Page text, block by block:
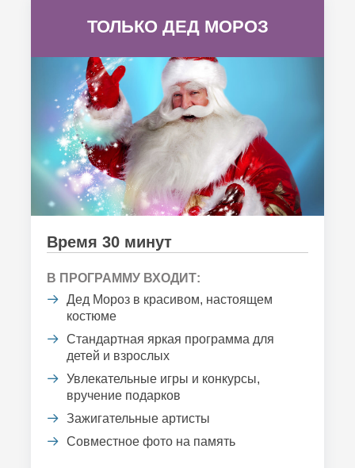
ТОЛЬКО ДЕД МОРОЗ
Время 30 минут
В ПРОГРАММУ ВХОДИТ:
Дед Мороз в красивом, настоящем
костюме
Стандартная яркая программа для
детей и взрослых
Увлекательные игры и конкурсы,
вручение подарков
Зажигательные артисты
Совместное фото на память